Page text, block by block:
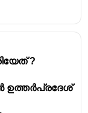
?
ഉത്തർപ്രദേശ്